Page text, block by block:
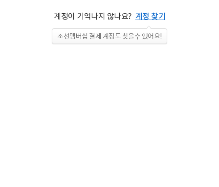
계정이 기억나지 않나요? 계정 찾기
조선멤버십 결제 계정도 찾을수 있어요!